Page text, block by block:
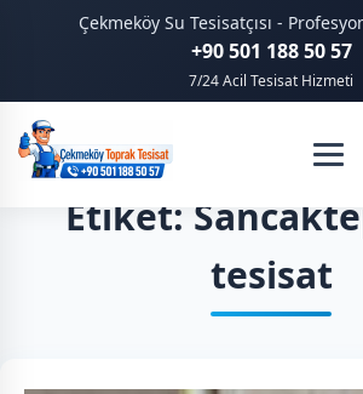
Çekmeköy Su Tesisatçısı -
+90 501 188 50 57
7/24 Acil Tesisat Hizmeti
Etiket:
tesisat